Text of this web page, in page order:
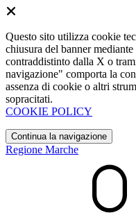
Questo sito utilizza cookie
chiusura del banner
contraddistinto dalla X o
navigazione" comporta la
assenza di cookie o altri
sopracitati.
COOKIE POLICY
Continua la navigazione
Regione Marche